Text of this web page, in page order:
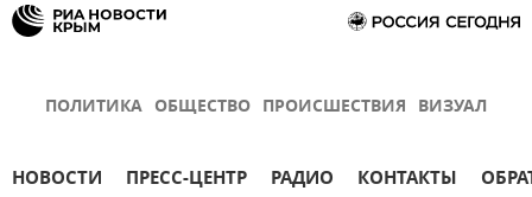
ПОЛИТИКА ОБЩЕСТВО ПРОИСШЕСТВИЯ ВИЗУАЛ
НОВОСТИ ПРЕСС-ЦЕНТР РАДИО КОНТАКТЫ